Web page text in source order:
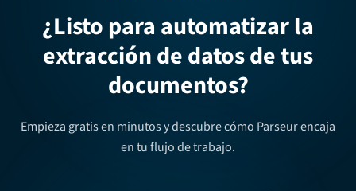
¿Listo para automatizar la
extracción de datos de tus
documentos?
Empieza gratis en minutos y descubre cómo Parseur encaja
en tu flujo de trabajo.